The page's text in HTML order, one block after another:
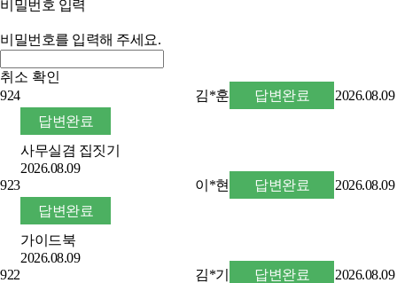
비밀번호 입력
비밀번호를 입력해 주세요.
취소 확인
924
답변완료
사무실겸 집짓기
2026.08.09
김*훈 답변완료 2026.08.09
923
답변완료
가이드북
2026.08.09
이*현 답변완료 2026.08.09
922
김*기 답변완료 2026.08.09